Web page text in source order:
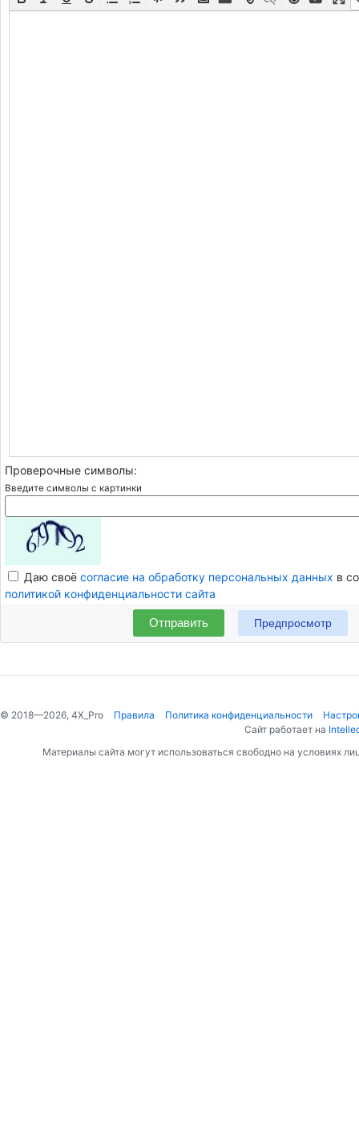
Проверочные символы:
Введите символы с картинки
Даю своё согласие на обработку персональных данных в
политикой конфиденциальности сайта
Отправить
© 2018—2026, 4X_Pro Правила Политика конфиденциальности
Сайт работает на
Материалы сайта могут использоваться свободно на условиях